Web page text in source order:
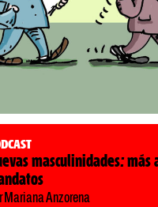
masculinidades: más
Mariana Anzorena